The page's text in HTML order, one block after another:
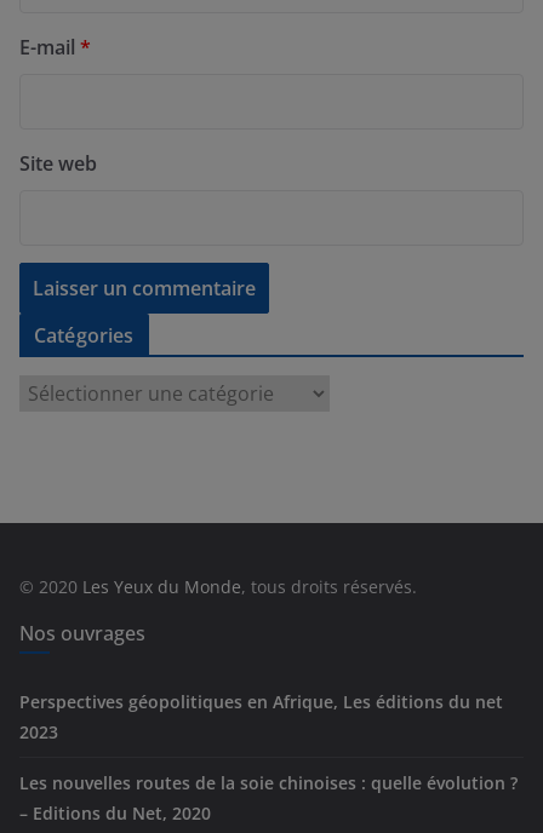
E-mail *
Site web
Catégories
e
© 2020 Les Yeux du Monde, tous droits réservés.
Nos ouvrages
Perspectives géopolitiques en Afrique, Les éditions du net
2023
Les nouvelles routes de la soie chinoises : quelle évolution ?
– Editions du Net, 2020